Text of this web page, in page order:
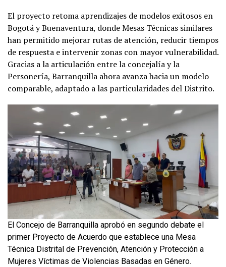
El proyecto retoma aprendizajes de modelos exitosos en
Bogotá y Buenaventura, donde Mesas Técnicas similares
han permitido mejorar rutas de atención, reducir tiempos
de respuesta e intervenir zonas con mayor vulnerabilidad.
Gracias a la articulación entre la concejalía y la
Personería, Barranquilla ahora avanza hacia un modelo
comparable, adaptado a las particularidades del Distrito.
El Concejo de Barranquilla aprobó en segundo debate el
primer Proyecto de Acuerdo que establece una Mesa
Técnica Distrital de Prevención, Atención y Protección a
Mujeres Víctimas de Violencias Basadas en Género.